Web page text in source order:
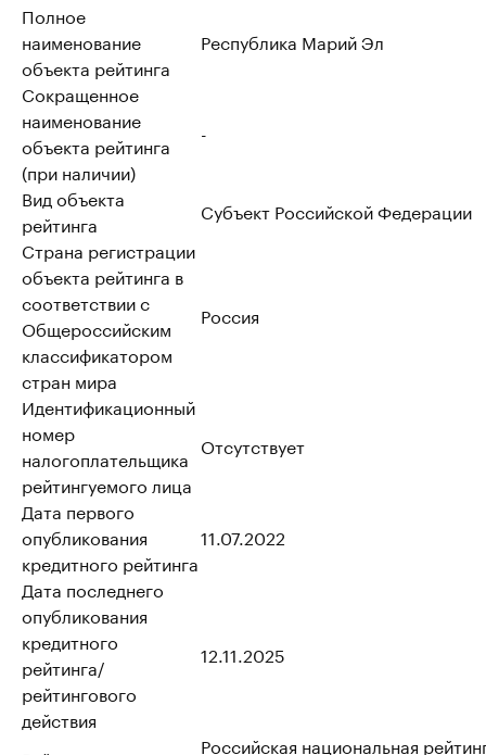
Полное
наименование
объекта рейтинга
Республика Марий Эл
Сокращенное
наименование
объекта рейтинга
(при наличии)
-
Вид объекта
рейтинга
Субъект Российской Федерации
Страна регистрации
объекта рейтинга в
соответствии с
Общероссийским
классификатором
стран мира
Россия
Идентификационный
номер
налогоплательщика
рейтингуемого лица
Отсутствует
Дата первого
опубликования
кредитного рейтинга
11.07.2022
Дата последнего
опубликования
кредитного
рейтинга/
рейтингового
действия
12.11.2025
Российская национальная